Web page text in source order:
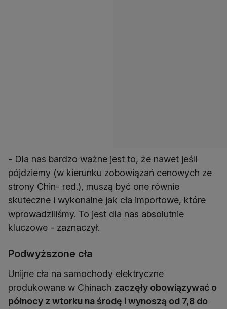
- Dla nas bardzo ważne jest to, że nawet jeśli
pójdziemy (w kierunku zobowiązań cenowych ze
strony Chin- red.), muszą być one równie
skuteczne i wykonalne jak cła importowe, które
wprowadziliśmy. To jest dla nas absolutnie
kluczowe - zaznaczył.
Podwyższone cła
Unijne cła na samochody elektryczne
produkowane w Chinach zaczęły obowiązywać o
północy z wtorku na środę i wynoszą od 7,8 do